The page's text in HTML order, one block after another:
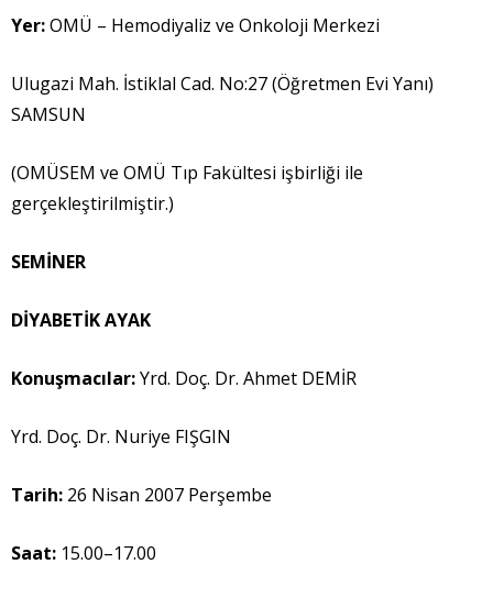
Yer:OMÜ – Hemodiyaliz ve Onkoloji Merkezi
Ulugazi Mah. İstiklal Cad. No:27 (Öğretmen Evi Yanı)
SAMSUN
(OMÜSEM ve OMÜ Tıp Fakültesi işbirliği ile
gerçekleştirilmiştir.)
SEMİNER
DİYABETİK AYAK
Konuşmacılar:Yrd. Doç. Dr. Ahmet DEMİR
Yrd. Doç. Dr. Nuriye FIŞGIN
Tarih: 26 Nisan 2007 Perşembe
Saat: 15.00–17.00